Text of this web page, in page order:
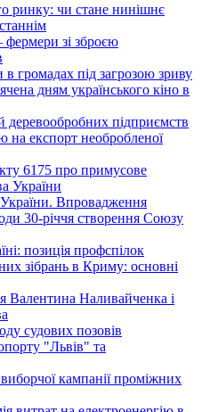
ринку: чи стане нинішнє
фермери зі зброєю
громадах під загрозою зриву
дням українського кіно в
деревообробних підприємств
на експорт необробленої
6175 про примусове
України
Впровадження
30-річчя створення Союзу
позиція профспілок
зібрань в Криму: основні
Валентина Наливайченка і
судових позовів
"Львів" та
кампанії проміжних